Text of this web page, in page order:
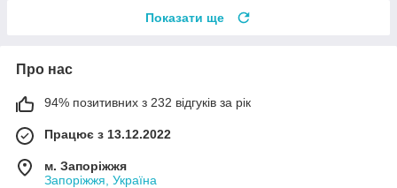
Показати ще
Про нас
94% позитивних з 232 відгуків за рік
Працює з 13.12.2022
м. Запоріжжя
Запоріжжя, Україна